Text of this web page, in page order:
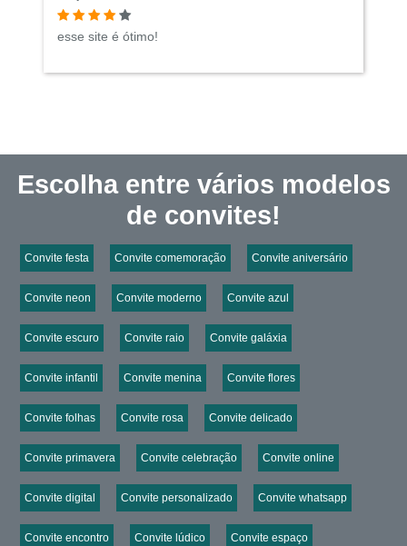
esse site é ótimo!
Escolha entre vários modelos
de convites!
Convite festa Convite comemoração Convite aniversário
Convite neon Convite moderno Convite azul
Convite escuro Convite raio Convite galáxia
Convite infantil Convite menina Convite flores
Convite folhas Convite rosa Convite delicado
Convite primavera Convite celebração Convite online
Convite digital Convite personalizado Convite whatsapp
Convite encontro Convite lúdico Convite espaço